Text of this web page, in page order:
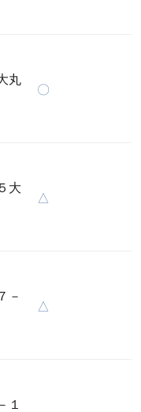
丸
〇
大
△
－
△